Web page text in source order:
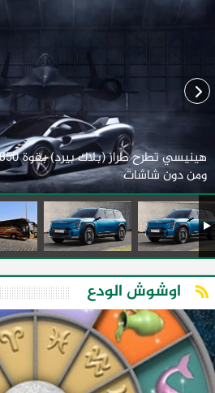
ومن دون شاشات
اوشوش الودع